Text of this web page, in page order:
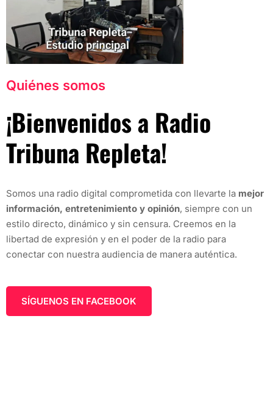
Quiénes somos
¡Bienvenidos a Radio
Tribuna Repleta!
Somos una radio digital comprometida con llevarte la mejor
información, entretenimiento y opinión, siempre con un
estilo directo, dinámico y sin censura. Creemos en la
libertad de expresión y en el poder de la radio para
conectar con nuestra audiencia de manera auténtica.
SÍGUENOS EN FACEBOOK